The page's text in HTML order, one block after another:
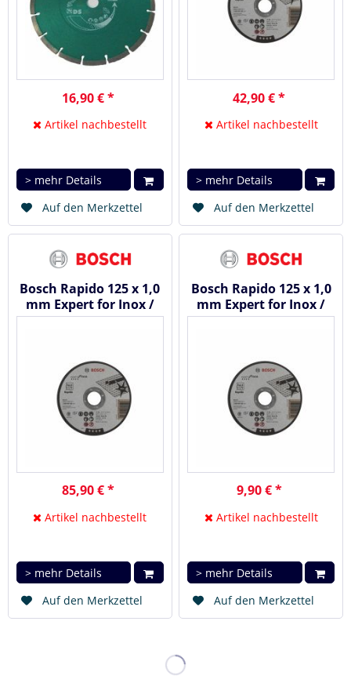
16,90 € *
Artikel nachbestellt
> mehr Details
Auf den Merkzettel
42,90 € *
Artikel nachbestellt
> mehr Details
Auf den Merkzettel
Bosch Rapido 125 x 1,0
mm Expert for Inox /
Metall - Trennscheibe...
85,90 € *
Artikel nachbestellt
> mehr Details
Auf den Merkzettel
Bosch Rapido 125 x 1,0
mm Expert for Inox /
Metall - Trennscheibe...
9,90 € *
Artikel nachbestellt
> mehr Details
Auf den Merkzettel